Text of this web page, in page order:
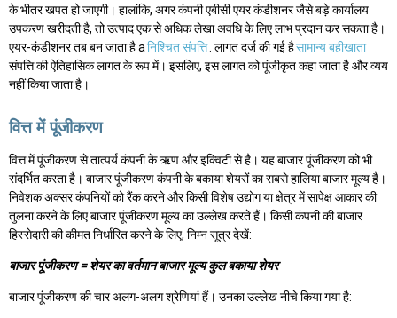
के भीतर खपत हो जाएगी। हालांकि, अगर कंपनी एबीसी एयर कंडीशनर जैसे बड़े कार्यालय
उपकरण खरीदती है, तो उत्पाद एक से अधिक लेखा अवधि के लिए लाभ प्रदान कर सकता है।
एयर-कंडीशनर तब बन जाता है aनिश्चित संपत्ति. लागत दर्ज की गई हैसामान्य बहीखाता
संपत्ति की ऐतिहासिक लागत के रूप में। इसलिए, इस लागत को पूंजीकृत कहा जाता है और व्यय
नहीं किया जाता है।
वित्त में पूंजीकरण
वित्त में पूंजीकरण से तात्पर्य कंपनी के ऋण और इक्विटी से है। यह बाजार पूंजीकरण को भी
संदर्भित करता है। बाजार पूंजीकरण कंपनी के बकाया शेयरों का सबसे हालिया बाजार मूल्य है।
निवेशक अक्सर कंपनियों को रैंक करने और किसी विशेष उद्योग या क्षेत्र में सापेक्ष आकार की
तुलना करने के लिए बाजार पूंजीकरण मूल्य का उल्लेख करते हैं। किसी कंपनी की बाजार
हिस्सेदारी की कीमत निर्धारित करने के लिए, निम्न सूत्र देखें:
बाजार पूंजीकरण = शेयर का वर्तमान बाजार मूल्य कुल बकाया शेयर
बाजार पूंजीकरण की चार अलग-अलग श्रेणियां हैं। उनका उल्लेख नीचे किया गया है: